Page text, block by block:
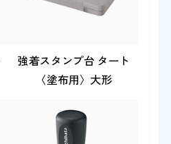
強着スタンプ台 タート
〈塗布用〉大形